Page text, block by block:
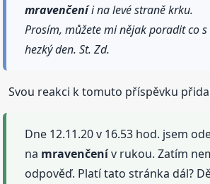
mravenčeníi na levé straně krku.
Prosím, můžete mi nějak poradit co
hezký den. St. Zd.
Svou reakci k tomuto příspěvku
Dne 12.11.20 v 16.53 hod. jsem
na mravenčenív rukou. Zatím
odpověď. Platí tato stránka dál?